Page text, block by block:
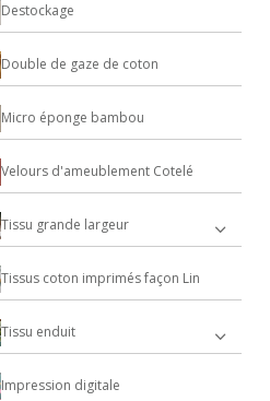
Destockage
Double de gaze de coton
Micro éponge bambou
Velours d'ameublement Cotelé
Tissu grande largeur
Tissus coton imprimés façon Lin
Tissu enduit
Impression digitale